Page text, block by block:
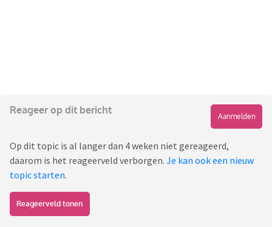
Reageer op dit bericht
Aanmelden
Op dit topic is al langer dan 4 weken niet gereageerd,
daarom is het reageerveld verborgen. Je kan ook een nieuw
topic starten.
Reageerveld tonen